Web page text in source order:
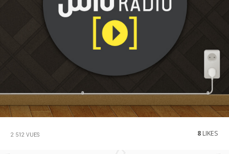
2 512 VUES 8LIKES